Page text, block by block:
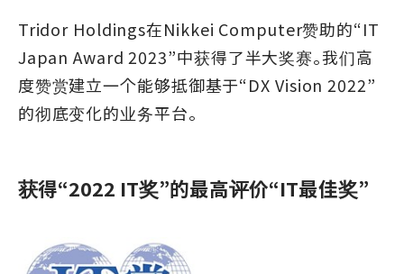
Tridor Holdings在Nikkei Computer赞助的“IT
Japan Award 2023”中获得了半大奖赛。我们高
度赞赏建立一个能够抵御基于“DX Vision 2022”
的彻底变化的业务平台。
获得“2022 IT奖”的最高评价“IT最佳奖”